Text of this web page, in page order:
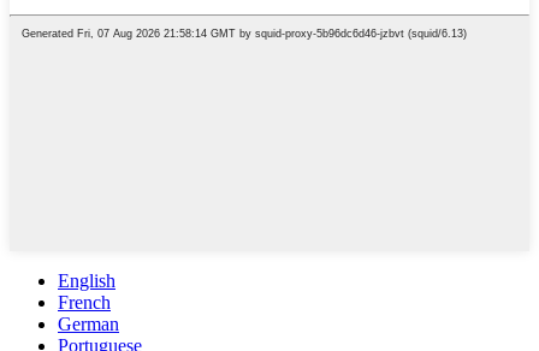
English
French
German
Portuguese